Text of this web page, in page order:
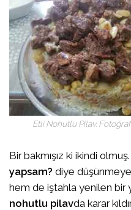
Etli Nohutlu Pilav. Fotoğraf:
Bir bakmışız ki ikindi olmuş.
yapsam? diye
hem de iştahla yenilen bir
nohutlu pilavda karar